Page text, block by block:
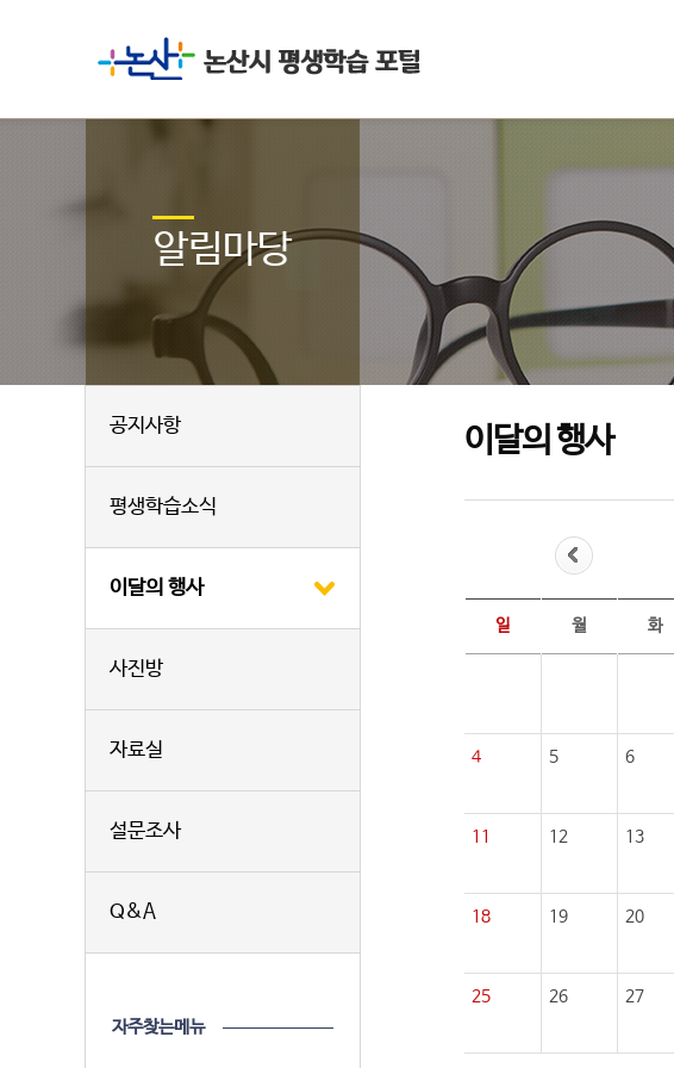
알림마당
공지사항
평생학습소식
이달의 행사
사진방
자료실
설문조사
Q&A
자주찾는메뉴
이달의 행사
일 월 화
4 5 6
11 12 13
18 19 20
25 26 27